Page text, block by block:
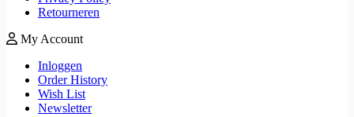
Retourneren
My Account
Inloggen
Order History
Wish List
Newsletter